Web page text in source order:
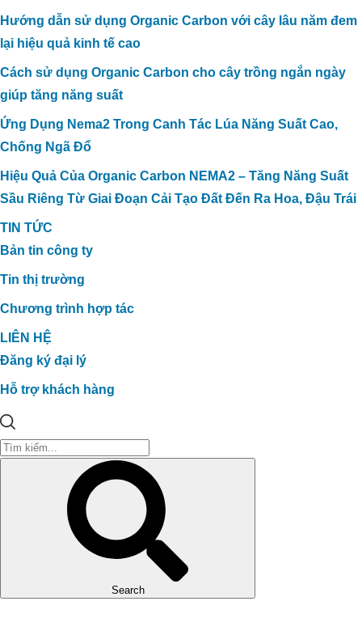
Hướng dẫn sử dụng Organic Carbon với cây lâu năm đem
lại hiệu quả kinh tế cao
Cách sử dụng Organic Carbon cho cây trồng ngắn ngày
giúp tăng năng suất
Ứng Dụng Nema2 Trong Canh Tác Lúa Năng Suất Cao,
Chống Ngã Đổ
Hiệu Quả Của Organic Carbon NEMA2 – Tăng Năng Suất
Sầu Riêng Từ Giai Đoạn Cải Tạo Đất Đến Ra Hoa, Đậu Trái
TIN TỨC
Bản tin công ty
Tin thị trường
Chương trình hợp tác
LIÊN HỆ
Đăng ký đại lý
Hỗ trợ khách hàng
Search